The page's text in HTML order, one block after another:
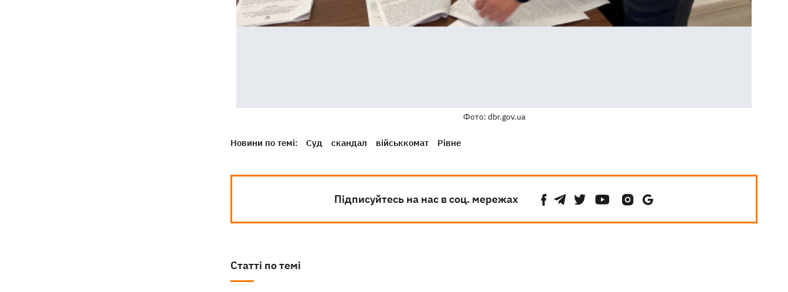
Фото: dbr.gov.ua
Новини по темі: Суд скандал військкомат Рівне
Підписуйтесь на нас в соц. мережах
Статті по темі